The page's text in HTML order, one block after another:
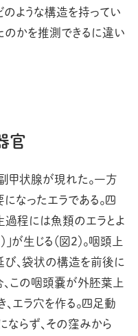
ような構造を持ってい
のかを推測できるに違い
官
甲状腺が現れた。一方
なったエラである。四
過程には魚類のエラとよ
が生じる（図2）。咽頭上
び、袋状の構造を前後に
この咽頭嚢が外胚葉上
エラ穴を作る。四足動
らず、その窪みから